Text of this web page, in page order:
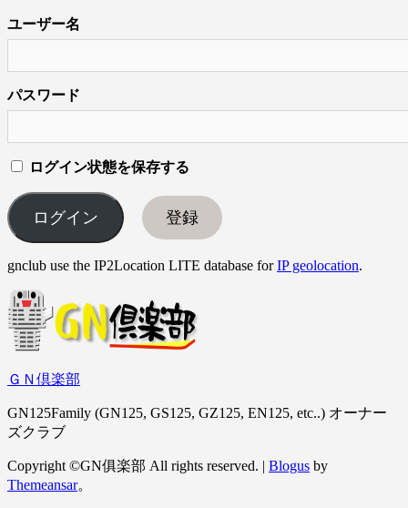
ユーザー名
パスワード
ログイン状態を保存する
登録
gnclub use the IP2Location LITE database forIP geolocation.
ＧＮ倶楽部
GN125Family (GN125, GS125, GZ125, EN125, etc..) オーナー
ズクラブ
Copyright ©GN俱楽部 All rights reserved. | Blogus by
Themeansar。